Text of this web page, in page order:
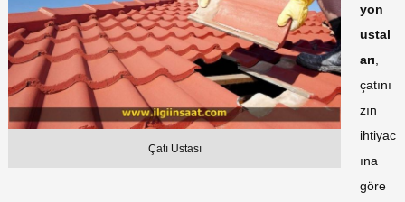
Çatı Ustası
yon
ustal
arı
çatını
zın
ihtiyac
ına
göre